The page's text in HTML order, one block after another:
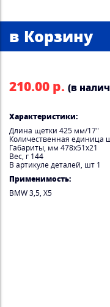
210.00 р. (в
Характеристики:
Длина щетки 425 мм/17"
Количественная единица
Габариты, мм 478x51x21
Вес, г 144
В артикуле деталей, шт 1
Применимость:
BMW 3,5, X5